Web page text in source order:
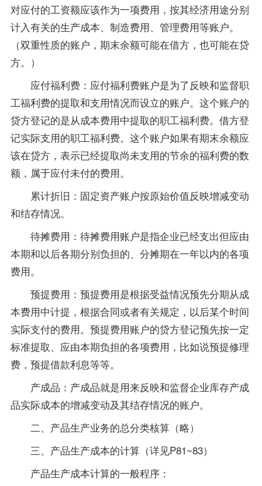
对应付的工资额应该作为一项费用，按其经济用途分别
计入有关的生产成本、制造费用、管理费用等账户。
（双重性质的账户，期末余额可能在借方，也可能在贷
方。）
应付福利费：应付福利费账户是为了反映和监督职
工福利费的提取和支用情况而设立的账户。这个账户的
贷方登记的是从成本费用中提取的职工福利费。借方登
记实际支用的职工福利费。这个账户如果有期末余额应
该在贷方，表示已经提取尚未支用的节余的福利费的数
额，属于应付未付的费用。
累计折旧：固定资产账户按原始价值反映增减变动
和结存情况。
待摊费用：待摊费用账户是指企业已经支出但应由
本期和以后各期分别负担的、分摊期在一年以内的各项
费用。
预提费用：预提费用是根据受益情况预先分期从成
本费用中计提，根据合同或者有关规定，以后某个时间
实际支付的费用。预提费用账户的贷方登记预先按一定
标准提取、应由本期负担的各项费用，比如说预提修理
费，预提借款利息等等。
产成品：产成品就是用来反映和监督企业库存产成
品实际成本的增减变动及其结存情况的账户。
二、产品生产业务的总分类核算（略）
三、产品生产成本的计算（详见P81~83）
产品生产成本计算的一般程序：